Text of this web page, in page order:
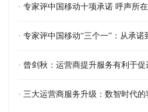
· 专家评中国移动十项承诺 呼声所
· 专家评中国移动“三个一”：从承
· 曾剑秋：运营商提升服务有利于
· 三大运营商服务升级：数智时代